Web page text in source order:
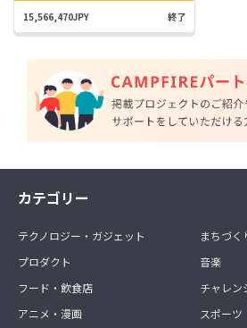
15,566,470JPY 終了
カテゴリー
テクノロジー・ガジェット
プロダクト
フード・飲食店
アニメ・漫画
まちづく
音楽
チャレン
スポーツ